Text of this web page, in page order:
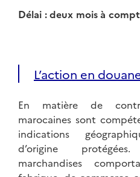
Délai : deux mois à
L’action en
En matière de
marocaines sont
indications
d’origine
marchandises